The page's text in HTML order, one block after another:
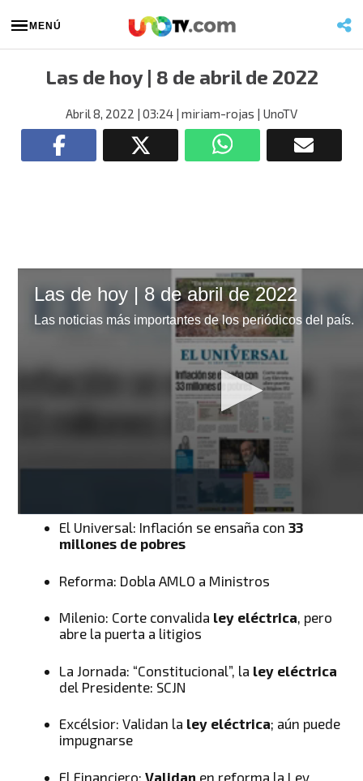
MENÚ
Las de hoy | 8 de abril de 2022
Abril 8, 2022 | 03:24 | miriam-rojas | UnoTV
El Universal: Inflación se ensaña con33
millones de pobres
Reforma: Dobla AMLO a Ministros
Milenio: Corte convalida ley eléctrica, pero
abre la puerta a litigios
La Jornada: “Constitucional”, la ley eléctrica
del Presidente: SCJN
Excélsior: Validan la ley eléctrica; aún puede
impugnarse
El Financiero:Validan en reforma la Ley